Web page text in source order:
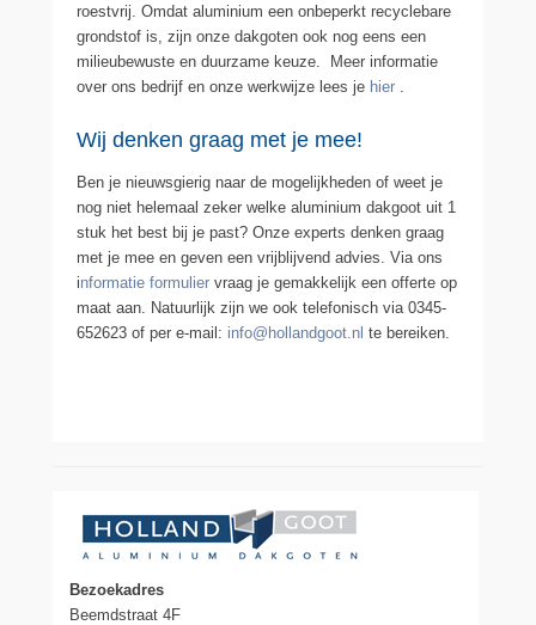
roestvrij. Omdat aluminium een onbeperkt recyclebare
grondstof is, zijn onze dakgoten ook nog eens een
milieubewuste en duurzame keuze. Meer informatie
over ons bedrijf en onze werkwijze lees je hier
Wij denken graag met je mee!
Ben je nieuwsgierig naar de mogelijkheden of weet je
nog niet helemaal zeker welke aluminium dakgoot uit 1
stuk het best bij je past? Onze experts denken graag
met je mee en geven een vrijblijvend advies. Via ons
informatie formulier vraag je gemakkelijk een offerte op
maat aan. Natuurlijk zijn we ook telefonisch via 0345-
652623 of per e-mail: info@hollandgoot.nl te bereiken.
Bezoekadres
Beemdstraat 4F